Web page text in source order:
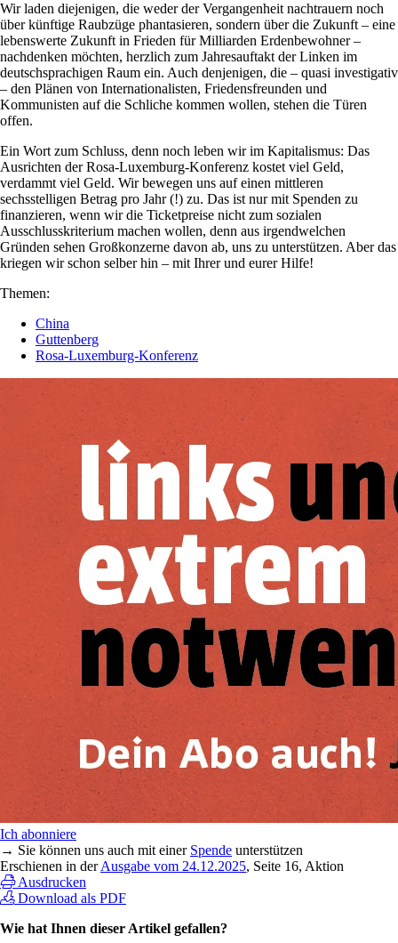
Wir laden diejenigen, die weder der Vergangenheit nachtrauern noch
über künftige Raubzüge phantasieren, sondern über die Zukunft – eine
lebenswerte Zukunft in Frieden für Milliarden Erdenbewohner –
nachdenken möchten, herzlich zum Jahresauftakt der Linken im
deutschsprachigen Raum ein. Auch denjenigen, die – quasi investigativ
– den Plänen von Internationalisten, Friedensfreunden und
Kommunisten auf die Schliche kommen wollen, stehen die Türen
offen.
Ein Wort zum Schluss, denn noch leben wir im Kapitalismus: Das
Ausrichten der Rosa-Luxemburg-Konferenz kostet viel Geld,
verdammt viel Geld. Wir bewegen uns auf einen mittleren
sechsstelligen Betrag pro Jahr (!) zu. Das ist nur mit Spenden zu
finanzieren, wenn wir die Ticketpreise nicht zum sozialen
Ausschlusskriterium machen wollen, denn aus irgendwelchen
Gründen sehen Großkonzerne davon ab, uns zu unterstützen. Aber das
kriegen wir schon selber hin – mit Ihrer und eurer Hilfe!
Themen:
China
Guttenberg
Rosa-Luxemburg-Konferenz
Ich abonniere
→ Sie können uns auch mit einer Spende unterstützen
Erschienen in derAusgabe vom 24.12.2025, Seite 16, Aktion
Ausdrucken
Download als PDF
Wie hat Ihnen dieser Artikel gefallen?